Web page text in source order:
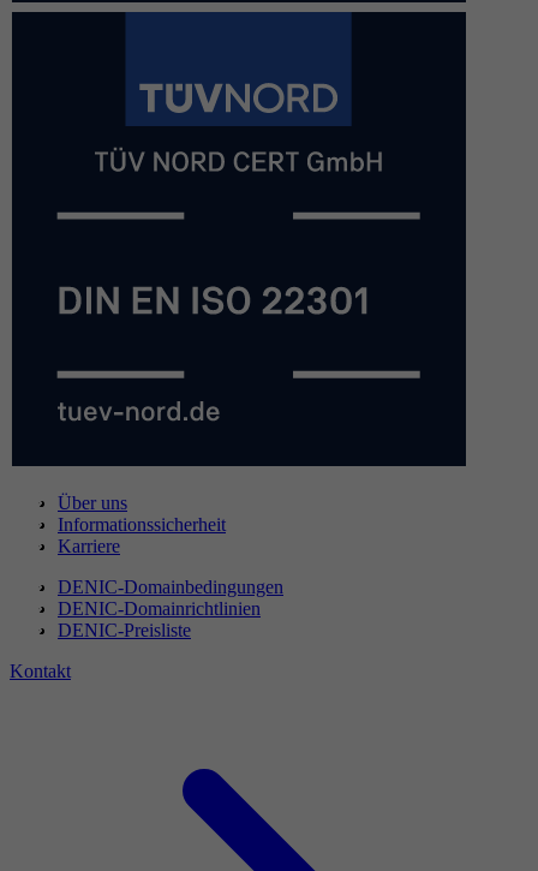
Über uns
Informationssicherheit
Karriere
DENIC-Domainbedingungen
DENIC-Domainrichtlinien
DENIC-Preisliste
Kontakt